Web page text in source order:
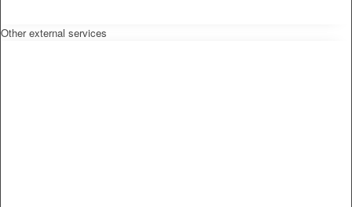
Other external services